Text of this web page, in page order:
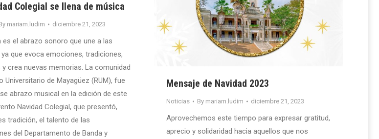
Colegial se llena de música
mariam.ludim diciembre 21, 2023
es el abrazo sonoro que une a las
que evoca emociones, tradiciones,
crea nuevas memorias. La comunidad
Universitario de Mayagüez (RUM), fue
abrazo musical en la edición de este
Navidad Colegial, que presentó,
tradición, el talento de las
del Departamento de Banda y
Mensaje de Navidad 2023
Noticias By mariam.ludim diciembre 21, 2023
Aprovechemos este tiempo para expresar gratitud,
aprecio y solidaridad hacia aquellos que nos